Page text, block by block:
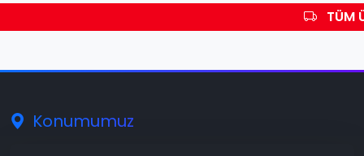
TÜM
Konumumuz